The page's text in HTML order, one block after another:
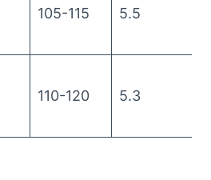
105-115 5.5
110-120 5.3